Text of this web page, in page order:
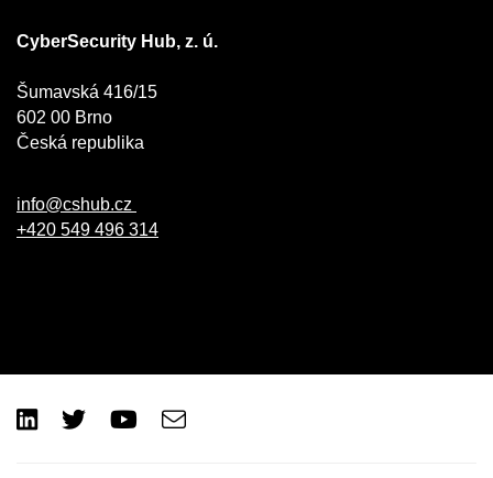
CyberSecurity Hub, z. ú.
Šumavská 416/15
602 00 Brno
Česká republika
info@cshub.cz
+420 549 496 314
LinkedIn
Twitter
Youtube
e-